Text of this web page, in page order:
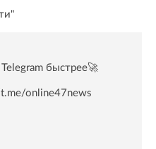
быстрее🚀
online47news